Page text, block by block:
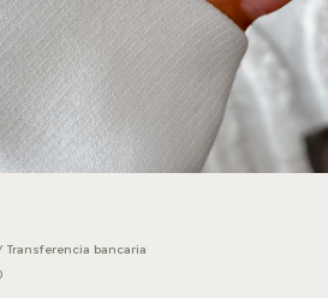
Transferencia bancaria